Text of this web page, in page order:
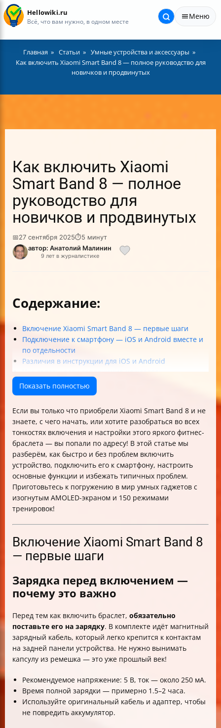
Hellowiki.ru
Всё, что вам нужно, в одном месте
Меню
Главная Статьи
Умные устройства и аксессуары
Как включить Xiaomi Smart Band 8 — полное руководство для
новичков и продвинутых
Как включить Xiaomi
Smart Band 8 — полное
руководство для
новичков и продвинутых
📅27 сентября 2025⏱5 минут
автор: Анатолий Малинин
9 лет в журналистике
Содержание:
Включение Xiaomi Smart Band 8 — первые шаги
Подключение к смартфону — iOS и Android вместе и
по отдельности
Различия в инструкции для iOS и Android
Что делать, если сопряжение не удалось
Основные функции после подключения
Важные технические характеристики и
Уход за браслетом и безопасность
Часто задаваемые вопросы (FAQ)
Заключение
Показать полностью
Если вы только что приобрели Xiaomi Smart Band 8 и не
знаете, с чего начать, или хотите разобраться во всех
тонкостях включения и настройки этого яркого фитнес-
браслета — вы попали по адресу! В этой статье мы
разберём, как быстро и без проблем включить
устройство, подключить его к смартфону, настроить
основные функции и избежать типичных проблем.
Приготовьтесь к погружению в мир умных гаджетов с
изогнутым AMOLED-экраном и 150 режимами
тренировок!
Включение Xiaomi Smart Band 8
— первые шаги
Зарядка перед включением —
почему это важно
Перед тем как включить браслет, обязательно
поставьте его на зарядку. В комплекте идёт магнитный
зарядный кабель, который легко крепится к контактам
на задней панели устройства. Не нужно вынимать
капсулу из ремешка — это уже прошлый век!
Рекомендуемое напряжение: 5 В, ток — около 250 мА.
Время полной зарядки — примерно 1.5–2 часа.
Используйте оригинальный кабель и адаптер, чтобы
не повредить аккумулятор.